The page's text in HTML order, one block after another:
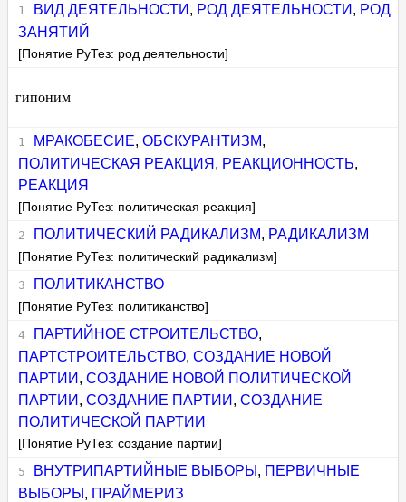
ВИД ДЕЯТЕЛЬНОСТИ , РОД ДЕЯТЕЛЬНОСТИ , РОД
ЗАНЯТИЙ
[Понятие РуТез: род деятельности]
гипоним
МРАКОБЕСИЕ, ОБСКУРАНТИЗМ,
ПОЛИТИЧЕСКАЯ РЕАКЦИЯ , РЕАКЦИОННОСТЬ,
РЕАКЦИЯ
[Понятие РуТез: политическая реакция]
ПОЛИТИЧЕСКИЙ РАДИКАЛИЗМ, РАДИКАЛИЗМ
[Понятие РуТез: политический радикализм]
ПОЛИТИКАНСТВО
[Понятие РуТез: политиканство]
ПАРТИЙНОЕ СТРОИТЕЛЬСТВО,
ПАРТСТРОИТЕЛЬСТВО,СОЗДАНИЕ НОВОЙ
ПАРТИИ ,СОЗДАНИЕ НОВОЙ ПОЛИТИЧЕСКОЙ
ПАРТИИ ,СОЗДАНИЕ ПАРТИИ ,СОЗДАНИЕ
ПОЛИТИЧЕСКОЙ ПАРТИИ
[Понятие РуТез: создание партии]
ВНУТРИПАРТИЙНЫЕ ВЫБОРЫ , ПЕРВИЧНЫЕ
ВЫБОРЫ , ПРАЙМЕРИЗ